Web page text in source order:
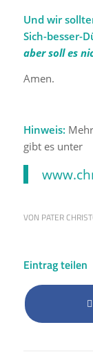
Und wir
Sich-besser-
aber soll es
Amen.
Hinweis:
gibt es unter
VON PATER
Eintrag teilen